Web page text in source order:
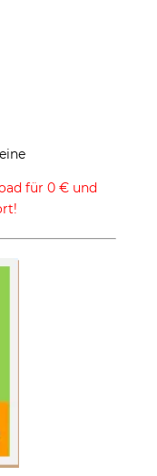
für 0 € und